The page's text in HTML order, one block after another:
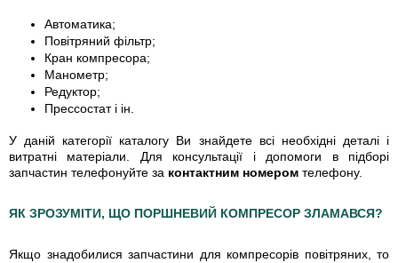
Автоматика;
Повітряний фільтр;
Кран компресора;
Манометр;
Редуктор;
Прессостат і ін.
У даній категорії каталогу Ви знайдете всі необхідні деталі і
витратні матеріали. Для консультації і допомоги в підборі
запчастин телефонуйте за контактним номером телефону.
ЯК ЗРОЗУМІТИ, ЩО ПОРШНЕВИЙ КОМПРЕСОР ЗЛАМАВСЯ?
Якщо знадобилися запчастини для компресорів повітряних, то